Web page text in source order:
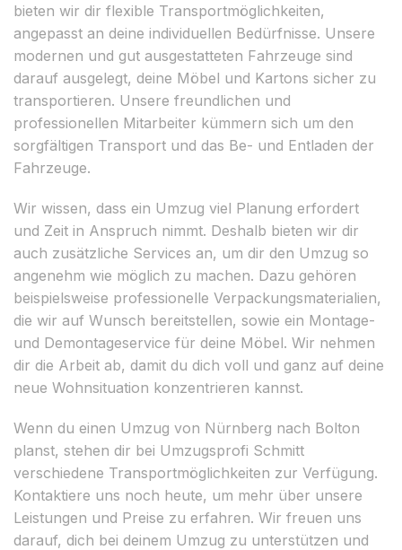
bieten wir dir flexible Transportmöglichkeiten,
angepasst an deine individuellen Bedürfnisse. Unsere
modernen und gut ausgestatteten Fahrzeuge sind
darauf ausgelegt, deine Möbel und Kartons sicher zu
transportieren. Unsere freundlichen und
professionellen Mitarbeiter kümmern sich um den
sorgfältigen Transport und das Be- und Entladen der
Fahrzeuge.
Wir wissen, dass ein Umzug viel Planung erfordert
und Zeit in Anspruch nimmt. Deshalb bieten wir dir
auch zusätzliche Services an, um dir den Umzug so
angenehm wie möglich zu machen. Dazu gehören
beispielsweise professionelle Verpackungsmaterialien,
die wir auf Wunsch bereitstellen, sowie ein Montage-
und Demontageservice für deine Möbel. Wir nehmen
dir die Arbeit ab, damit du dich voll und ganz auf deine
neue Wohnsituation konzentrieren kannst.
Wenn du einen Umzug von Nürnberg nach Bolton
planst, stehen dir bei Umzugsprofi Schmitt
verschiedene Transportmöglichkeiten zur Verfügung.
Kontaktiere uns noch heute, um mehr über unsere
Leistungen und Preise zu erfahren. Wir freuen uns
darauf, dich bei deinem Umzug zu unterstützen und